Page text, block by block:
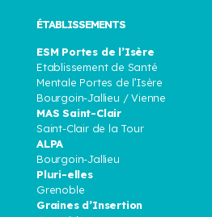
ÉTABLISSEMENTS
ESM Portes de l’Isère
Etablissement de Santé
Mentale Portes de l’Isère
Bourgoin-Jallieu / Vienne
MAS Saint-Clair
Saint-Clair de la Tour
ALPA
Bourgoin-Jallieu
Pluri-elles
Grenoble
Graines d’Insertion